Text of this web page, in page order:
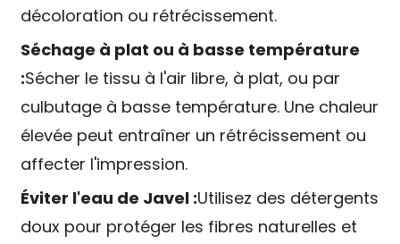
décoloration ou rétrécissement.
Séchage à plat ou à basse température
:Sécher le tissu à l'air libre, à plat, ou par
culbutage à basse température. Une chaleur
élevée peut entraîner un rétrécissement ou
affecter l'impression.
Éviter l'eau de Javel :Utilisez des détergents
doux pour protéger les fibres naturelles et